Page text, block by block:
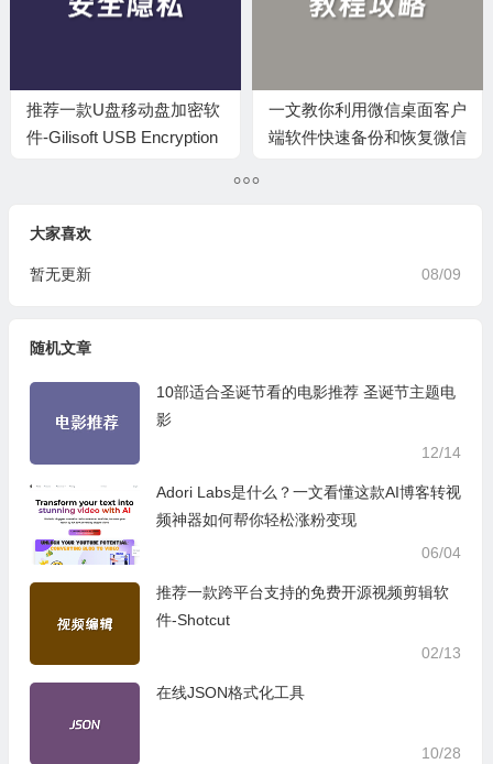
推荐一款U盘移动盘加密软
件-Gilisoft USB Encryption
一文教你利用微信桌面客户
端软件快速备份和恢复微信
大家喜欢
08/09
暂无更新
随机文章
10部适合圣诞节看的电影推荐 圣诞节主题电
影
12/14
Adori Labs是什么？一文看懂这款AI博客转视
频神器如何帮你轻松涨粉变现
06/04
推荐一款跨平台支持的免费开源视频剪辑软
件-Shotcut
02/13
在线JSON格式化工具
10/28